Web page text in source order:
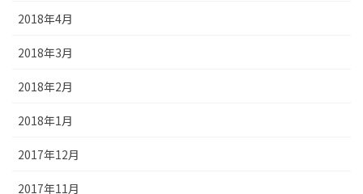
2018年4月
2018年3月
2018年2月
2018年1月
2017年12月
2017年11月